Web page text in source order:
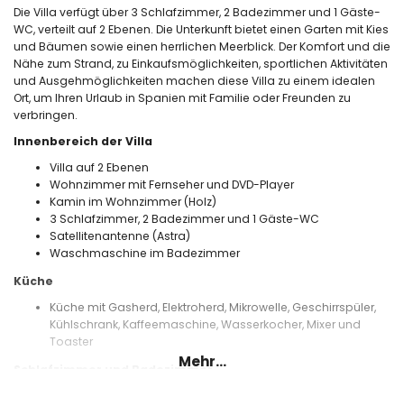
Die Villa verfügt über 3 Schlafzimmer, 2 Badezimmer und 1 Gäste-
WC, verteilt auf 2 Ebenen. Die Unterkunft bietet einen Garten mit Kies
und Bäumen sowie einen herrlichen Meerblick. Der Komfort und die
Nähe zum Strand, zu Einkaufsmöglichkeiten, sportlichen Aktivitäten
und Ausgehmöglichkeiten machen diese Villa zu einem idealen
Ort, um Ihren Urlaub in Spanien mit Familie oder Freunden zu
verbringen.
Innenbereich der Villa
Villa auf 2 Ebenen
Wohnzimmer mit Fernseher und DVD-Player
Kamin im Wohnzimmer (Holz)
3 Schlafzimmer, 2 Badezimmer und 1 Gäste-WC
Satellitenantenne (Astra)
Waschmaschine im Badezimmer
Küche
Küche mit Gasherd, Elektroherd, Mikrowelle, Geschirrspüler,
Kühlschrank, Kaffeemaschine, Wasserkocher, Mixer und
Toaster
Schlafzimmer und Badezimmer
Mehr...